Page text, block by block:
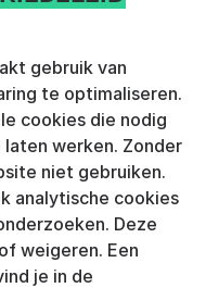
in het werk van
een ontwikkeling
verhalen (‘Een
grote verhalen
samenleving
tranen’, ‘Het derde
wereld
collaboratie tijdens
blijvende fascinatie
gebruik van
te optimaliseren.
cookies die nodig
werken. Zonder
niet gebruiken.
analytische cookies
Deze
weigeren. Een
je in de